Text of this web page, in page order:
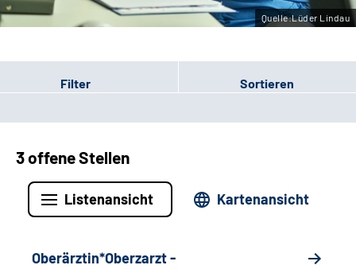
Gebärdensprache
Quelle:Lüder Lindau
Filter Sortieren
3 offene Stellen
Listenansicht Kartenansicht
Oberärztin*Oberzarzt -